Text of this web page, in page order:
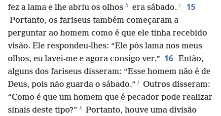
fez a lama e lhe abriu os olhos h era sábado. i 15
Portanto, os fariseus também começaram a
perguntar ao homem como é que ele tinha recebido
visão. Ele respondeu-lhes: “Ele pôs lama nos meus
olhos, eu lavei-me e agora consigo ver.” 16 Então,
alguns dos fariseus disseram: “Esse homem não é de
Deus, pois não guarda o sábado.” j Outros disseram:
“Como é que um homem que é pecador pode realizar
sinais deste tipo?” k Portanto, houve uma divisão